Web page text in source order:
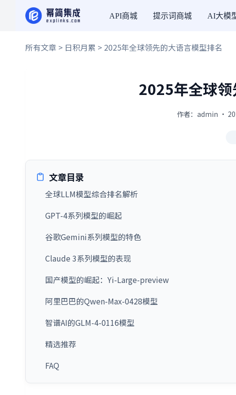
API商城 提示词商城 AI大模
所有文章 > 日积月累 > 2025年全球领先的大语言模型排名
2025年全球
作者：admin ·
文章目录
全球LLM模型综合排名解析
GPT-4系列模型的崛起
谷歌Gemini系列模型的特色
Claude 3系列模型的表现
国产模型的崛起：Yi-Large-preview
阿里巴巴的Qwen-Max-0428模型
智谱AI的GLM-4-0116模型
精选推荐
FAQ